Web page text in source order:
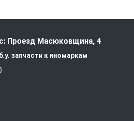
Проезд Масюковщина, 4
запчасти к иномаркам